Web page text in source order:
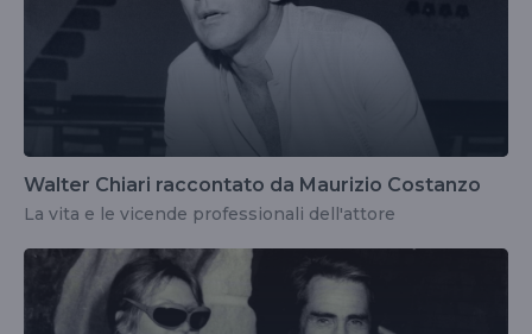
Walter Chiari raccontato da Maurizio Costanzo
La vita e le vicende professionali dell'attore